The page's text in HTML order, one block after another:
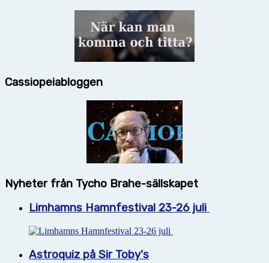
Cassiopeiabloggen
Nyheter från Tycho Brahe-sällskapet
Limhamns Hamnfestival 23-26 juli
Astroquiz på Sir Toby's